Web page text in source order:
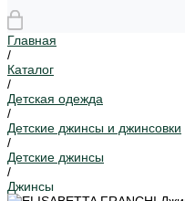
Главная
/
Каталог
/
Детская одежда
/
Детские джинсы и джинсовки
/
Детские джинсы
/
Джинсы